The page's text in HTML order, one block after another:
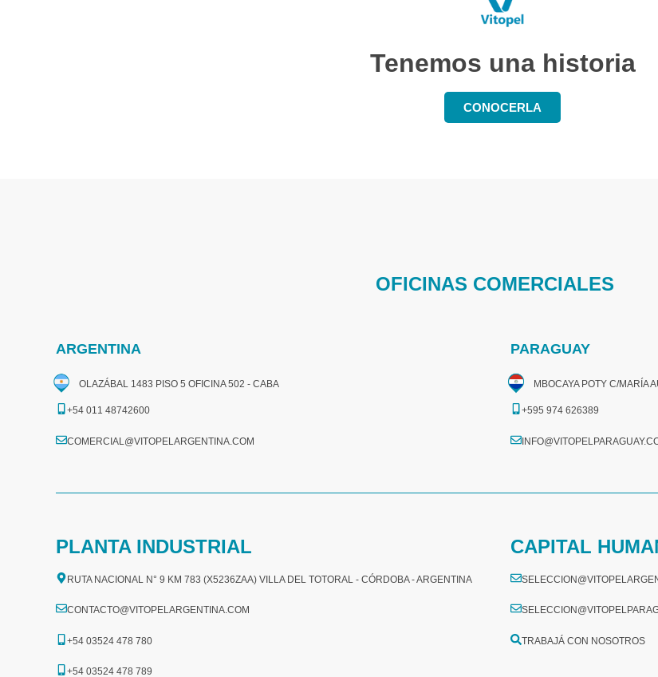
Tenemos una historia
CONOCERLA
OFICINAS COMERCIALES
ARGENTINA
OLAZÁBAL 1483 PISO 5 OFICINA 502 - CABA
+54 011 48742600​
COMERCIAL@VITOPELARGENTINA.COM​
PARAGUAY
MBOCAYA POTY C/MARÍA
+595 974 626389
PLANTA INDUSTRIAL
RUTA NACIONAL N° 9 KM 783 (X5236ZAA) VILLA DEL TOTORAL - CÓRDOBA - ARGENTINA
CONTACTO@VITOPELARGENTINA.COM
+54 03524 478 780​
+54 03524 478 789​
CAPITAL
TRABAJÁ CON NOSOTROS